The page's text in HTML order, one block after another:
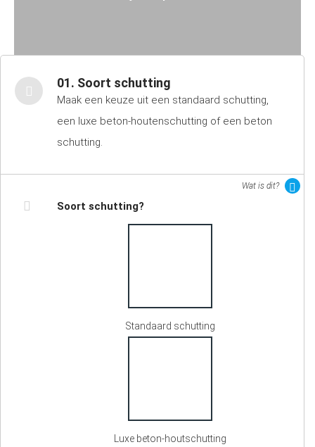
01. Soort schutting
Maak een keuze uit een standaard schutting,
een luxe beton-houtenschutting of een beton
schutting.
Wat is dit?
Soort schutting?
Standaard schutting
Luxe beton-houtschutting